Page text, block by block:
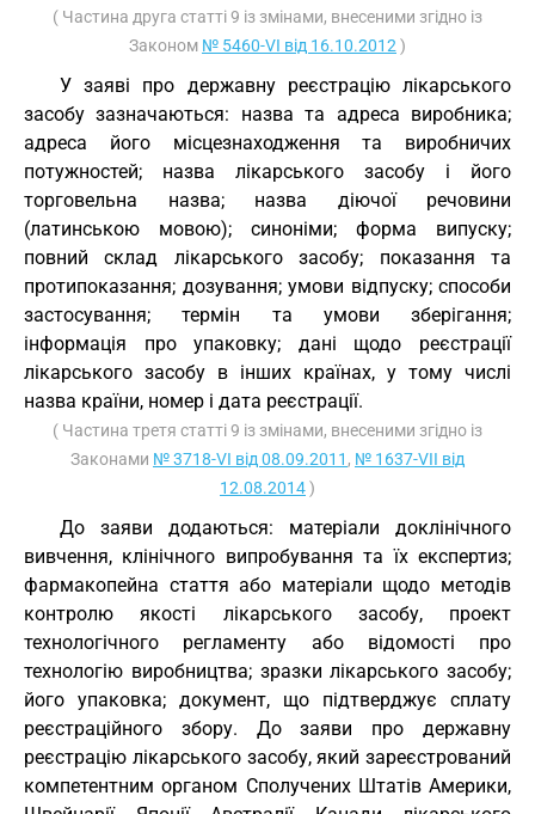
( Частина друга статті 9 із змінами, внесеними згідно із
Законом № 5460-VI від 16.10.2012 )
У заяві про державну реєстрацію лікарського
засобу зазначаються: назва та адреса виробника;
адреса його місцезнаходження та виробничих
потужностей; назва лікарського засобу і його
торговельна назва; назва діючої речовини
(латинською мовою); синоніми; форма випуску;
повний склад лікарського засобу; показання та
протипоказання; дозування; умови відпуску; способи
застосування; термін та умови зберігання;
інформація про упаковку; дані щодо реєстрації
лікарського засобу в інших країнах, у тому числі
назва країни, номер і дата реєстрації.
( Частина третя статті 9 із змінами, внесеними згідно із
Законами № 3718-VI від 08.09.2011 , № 1637-VII від
12.08.2014)
До заяви додаються: матеріали доклінічного
вивчення, клінічного випробування та їх експертиз;
фармакопейна стаття або матеріали щодо методів
контролю якості лікарського засобу, проект
технологічного регламенту або відомості про
технологію виробництва; зразки лікарського засобу;
його упаковка; документ, що підтверджує сплату
реєстраційного збору. До заяви про державну
реєстрацію лікарського засобу, який зареєстрований
компетентним органом Сполучених Штатів Америки,